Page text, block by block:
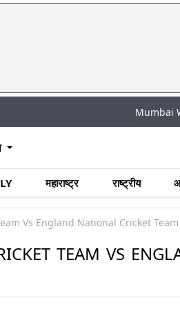
Mumbai Water Cut:
महाराष्ट्र राष्ट्रीय
Vs England National Cricket Team
TEAM VS